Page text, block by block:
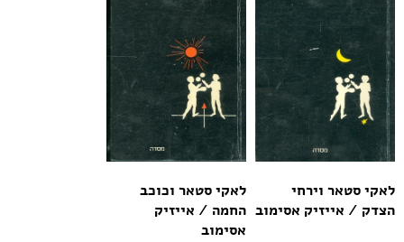
לאקי סטאר וירחי
הצדק / אייזיק אסימוב
לאקי סטאר וכוכב
החמה / אייזיק
אסימוב